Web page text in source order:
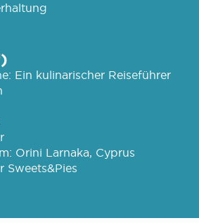
Ein kulinarischer Reiseführer
Orini Larnaka, Cyprus
Sweets&Pies